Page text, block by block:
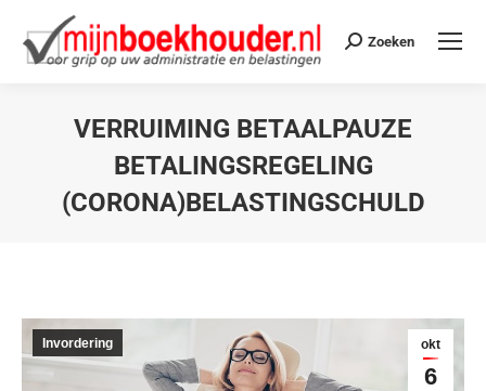
Zoeken
VERRUIMING BETAALPAUZE
BETALINGSREGELING
(CORONA)BELASTINGSCHULD
okt
6
Invordering